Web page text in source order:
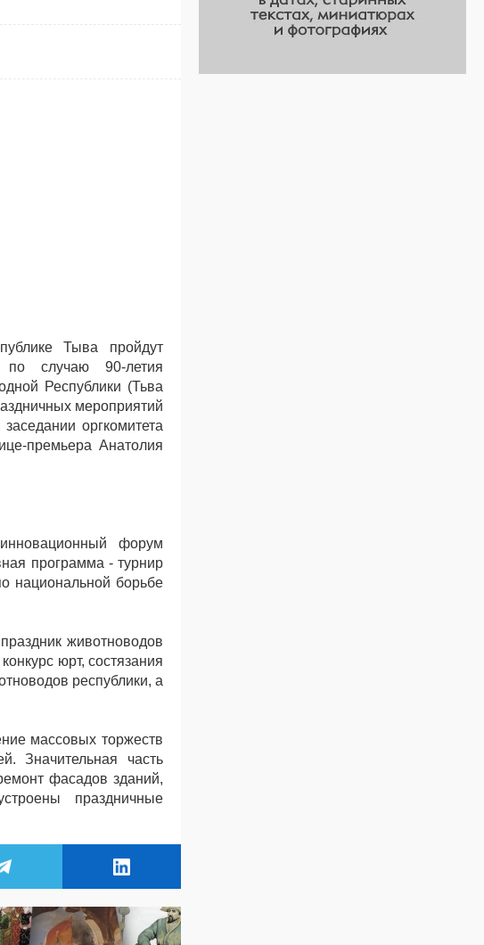
Тыва пройдут
по случаю 90-летия
Республики (Тьва
мероприятий
оргкомитета
премьера Анатолия
форум
программа - турнир
национальной борьбе
животноводов
юрт, состязания
республики, а
массовых торжеств
Значительная часть
фасадов зданий,
праздничные